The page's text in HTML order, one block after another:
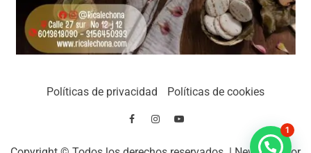
Políticas de privacidad Políticas de cookies
1